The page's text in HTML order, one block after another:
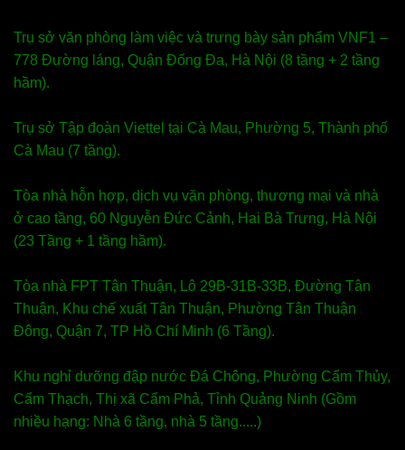
Trụ sở văn phòng làm việc và trưng bày sản phẩm VNF1 –
778 Đường láng, Quận Đống Đa, Hà Nội (8 tầng + 2 tầng
hầm).
Trụ sở Tập đoàn Viettel tại Cà Mau, Phường 5, Thành phố
Cà Mau (7 tầng).
Tòa nhà hỗn hợp, dịch vụ văn phòng, thương mại và nhà
ở cao tầng, 60 Nguyễn Đức Cảnh, Hai Bà Trưng, Hà Nội
(23 Tầng + 1 tầng hầm).
Tòa nhà FPT Tân Thuận, Lô 29B-31B-33B, Đường Tân
Thuận, Khu chế xuất Tân Thuận, Phường Tân Thuận
Đông, Quận 7, TP Hồ Chí Minh (6 Tầng).
Khu nghỉ dưỡng đập nước Đá Chông, Phường Cẩm Thủy,
Cẩm Thạch, Thị xã Cẩm Phả, Tỉnh Quảng Ninh (Gồm
nhiều hạng: Nhà 6 tầng, nhà 5 tầng.....)